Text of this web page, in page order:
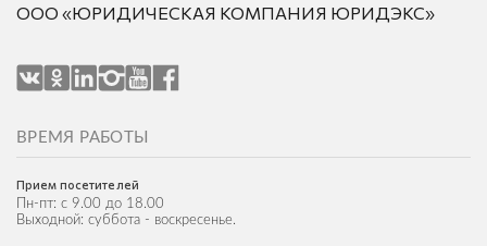
ООО «ЮРИДИЧЕСКАЯ КОМПАНИЯ ЮРИДЭКС»
ВРЕМЯ РАБОТЫ
Прием посетителей
Пн-пт: с 9.00 до 18.00
Выходной: суббота - воскресенье.